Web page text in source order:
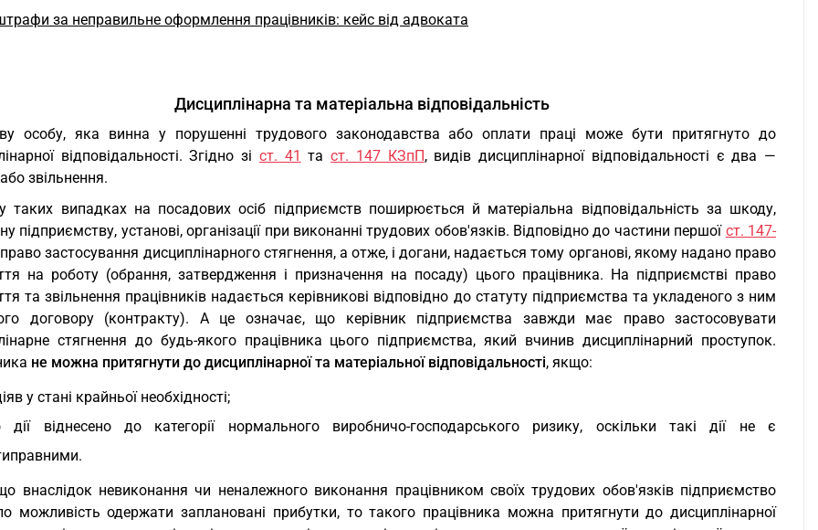
за неправильне оформлення працівників: кейс від адвоката
Дисциплінарна та матеріальна відповідальність
особу, яка винна у порушенні трудового законодавства або оплати праці може бути притягнуто до
відповідальності. Згідно зі ст. 41 таст. 147 КЗпП, видів дисциплінарної відповідальності є два —
звільнення.
таких випадках на посадових осіб підприємств поширюється й матеріальна відповідальність за шкоду,
підприємству, установі, організації при виконанні трудових обов'язків. Відповідно до частини першої ст. 147-
право застосування дисциплінарного стягнення, а отже, і догани, надається тому органові, якому надано право
на роботу (обрання, затвердження і призначення на посаду) цього працівника. На підприємстві право
та звільнення працівників надається керівникові відповідно до статуту підприємства та укладеного з ним
договору (контракту). А це означає, що керівник підприємства завжди має право застосовувати
стягнення до будь-якого працівника цього підприємства, який вчинив дисциплінарний проступок.
не можна притягнути до дисциплінарної та матеріальної відповідальності, якщо:
у стані крайньої необхідності;
дії віднесено до категорії нормального виробничо-господарського ризику, оскільки такі дії не є
внаслідок невиконання чи неналежного виконання працівником своїх трудових обов'язків підприємство
можливість одержати заплановані прибутки, то такого працівника можна притягнути до дисциплінарної